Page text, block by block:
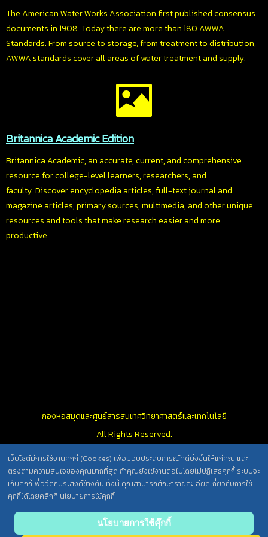
The American Water Works Association first published consensus
documents in 1908. Today there are more than 180 AWWA
Standards. From source to storage, from treatment to distribution,
AWWA standards cover all areas of water treatment and supply.
Britannica Academic Edition
Britannica Academic, an accurate, current, and comprehensive
resource for college-level learners, researchers, and
faculty. Discover encyclopedia articles, full-text journal and
magazine articles, primary sources, multimedia, and other unique
resources and tools that make research easier and more
productive.
เว็บไซต์มีการใช้งานคุกกี้ (Cookies) เพื่อมอบประสบการณ์ที่ดียิ่งขึ้นให้แก่คุณ และ
ตรงตามความสนใจของคุณมากที่สุด ถ้าคุณยังใช้งานต่อไปโดยไม่ปฏิเสธคุกกี้ ระบบจะ
เก็บคุกกี้เพื่อวัตถุประสงค์ข้างต้น ทั้งนี้ คุณสามารถศึกษารายละเอียดเกี่ยวกับการใช้
คุกกี้ได้โดยคลิกที่ นโยบายการใช้คุกกี้
นโยบายการใช้คุ๊กกี้
กองหอสมุดและศูนย์สารสนเทศวิทยาศาสตร์และเทคโนโลยี
All Rights Reserved.
นโยบายการคุ้มครองข้อมูลส่วนบุคคล วศ. /
ประกาศความเป็นส่วนตัว (Privacy Notice) สำหรับการบริการสารสนเทศ